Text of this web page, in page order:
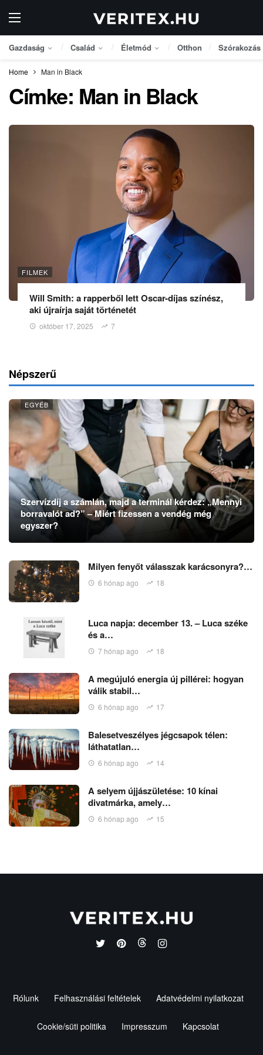
Gazdaság Család Életmód Otthon Szórakozás
Home Man in Black
Címke: Man in Black
FILMEK
Will Smith: a rapperből lett Oscar-díjas színész,
aki újraírja saját történetét
október 17, 2025 7
Népszerű
EGYÉB
Szervízdíj a számlán, majd a terminál kérdez: „Mennyi
borravalót ad?” – Miért fizessen a vendég még
egyszer?
Milyen fenyőt válasszak karácsonyra?…
6 hónap ago 18
Luca napja: december 13. – Luca széke
és a…
7 hónap ago 18
A megújuló energia új pillérei: hogyan
válik stabil…
6 hónap ago 17
Balesetveszélyes jégcsapok télen:
láthatatlan…
6 hónap ago 14
A selyem újjászületése: 10 kínai
divatmárka, amely…
6 hónap ago 15
Rólunk Felhasználási feltételek Adatvédelmi nyilatkozat
Cookie/süti politika Impresszum Kapcsolat